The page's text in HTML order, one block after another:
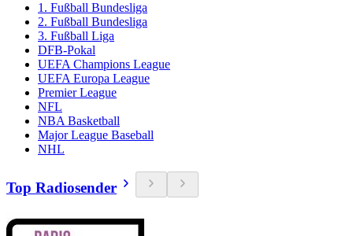
1. Fußball Bundesliga
2. Fußball Bundesliga
3. Fußball Liga
DFB-Pokal
UEFA Champions League
UEFA Europa League
Premier League
NFL
NBA Basketball
Major League Baseball
NHL
Top Radiosender